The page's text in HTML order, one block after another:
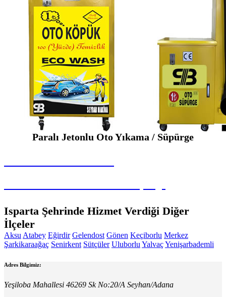
Paralı Jetonlu Oto Yıkama / Süpürge
Isparta Şehrinde Hizmet Verdiği Diğer
İlçeler
Aksu Atabey Eğirdir Gelendost Gönen Keçiborlu Merkez
Şarkikaraağaç Senirkent Sütçüler Uluborlu YalvaçYenişarbademli
Adres Bilgimiz:
Yeşiloba Mahallesi 46269 Sk No:20/A Seyhan/Adana